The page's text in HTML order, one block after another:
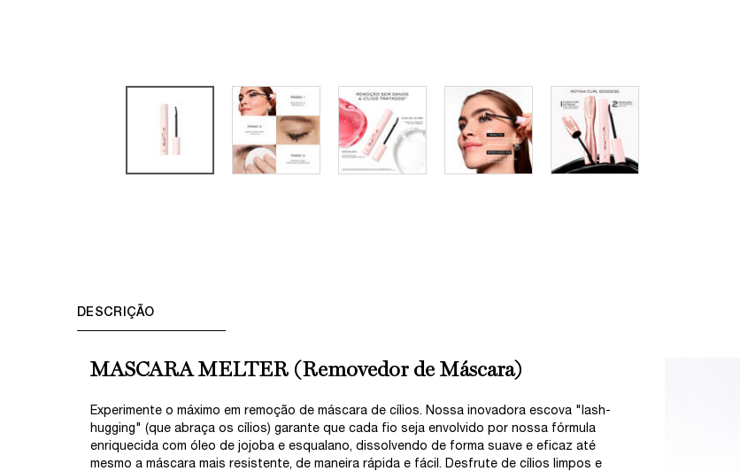
DESCRIÇÃO
MASCARA MELTER (Removedor de Máscara)​
Experimente o máximo em remoção de máscara de cílios. Nossa inovadora escova "lash-
hugging" (que abraça os cílios) garante que cada fio seja envolvido por nossa fórmula
enriquecida com óleo de jojoba e esqualano, dissolvendo de forma suave e eficaz até
mesmo a máscara mais resistente, de maneira rápida e fácil. Desfrute de cílios limpos e